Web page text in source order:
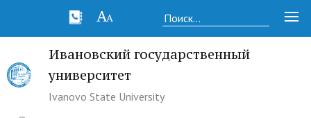
Ивановский государственный
университет
Ivanovo State University